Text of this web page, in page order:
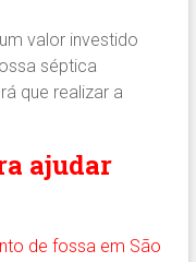
valor investido
séptica
que realizar a
ajudar
de fossa em São